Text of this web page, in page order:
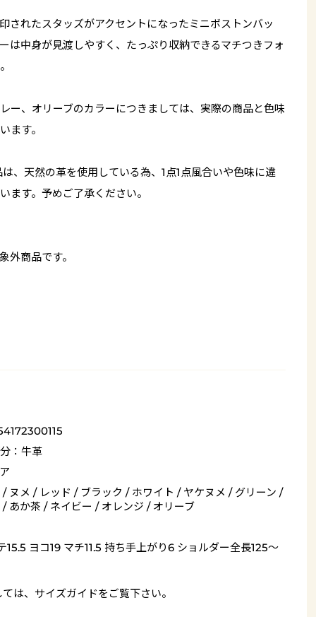
されたスタッズがアクセントになったミニボストンバッ
は中身が見渡しやすく、たっぷり収納できるマチつきフォ
ー、オリーブのカラーにつきましては、実際の商品と色味
ます。
、天然の革を使用している為、1点1点風合いや色味に違
ます。予めご了承ください。
外商品です。
：牛革
/ ヌメ / レッド / ブラック / ホワイト / ヤケヌメ / グリーン /
/ あか茶 / ネイビー / オレンジ / オリーブ
15.5 ヨコ19 マチ11.5 持ち手上がり6 ショルダー全長125～
は、 サイズガイドをご覧下さい。